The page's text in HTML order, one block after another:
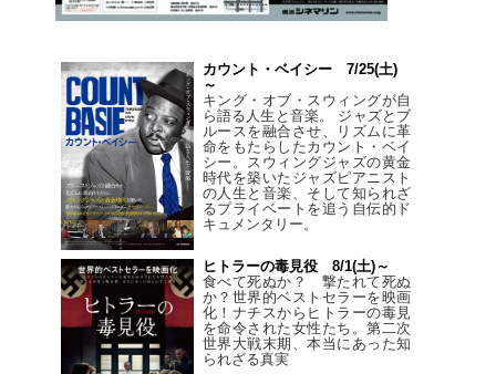
カウント・ベイシー 7/25(土)
～
キング・オブ・スウィングが自
ら語る人生と音楽。 ジャズとブ
ルースを融合させ、リズムに革
命をもたらしたカウント・ベイ
シー。スウィングジャズの黄金
時代を築いたジャズピアニスト
の人生と音楽、そして知られざ
るプライベートを追う自伝的ド
キュメンタリー。
ヒトラーの毒見役 8/1(土)～
食べて死ぬか？ 撃たれて死ぬ
か？世界的ベストセラーを映画
化！ナチスからヒトラーの毒見
を命令された女性たち。第二次
世界大戦末期、本当にあった知
られざる真実